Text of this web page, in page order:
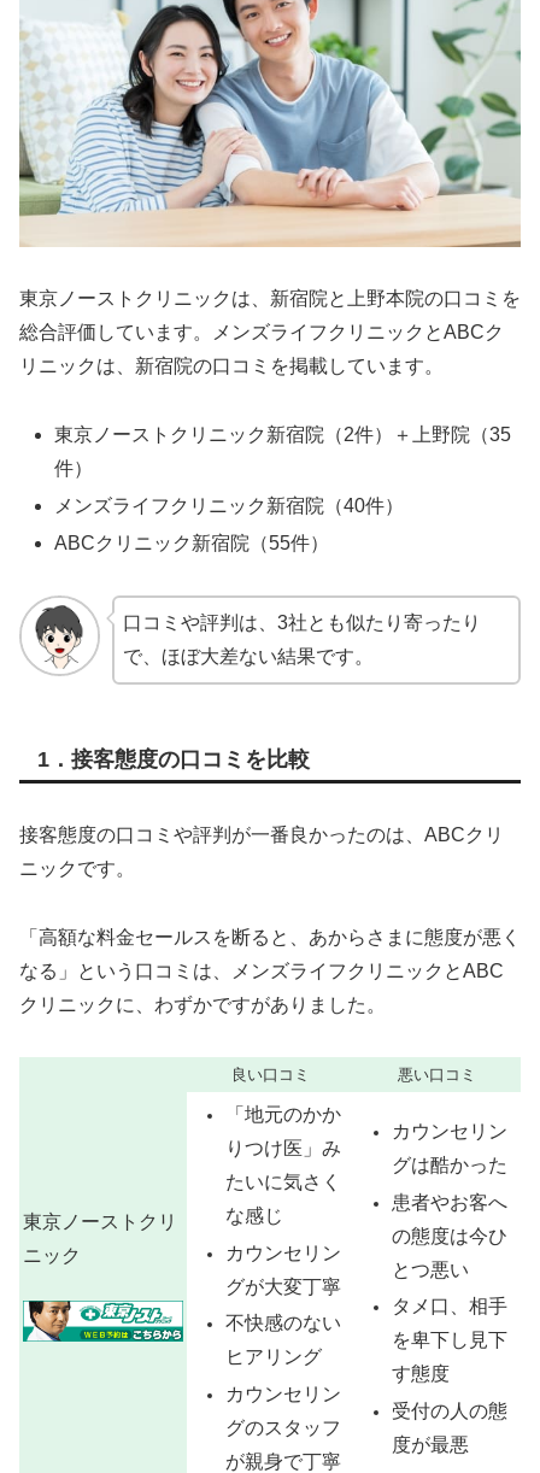
東京ノーストクリニックは、新宿院と上野本院の口コミを
総合評価しています。メンズライフクリニックとABCク
リニックは、新宿院の口コミを掲載しています。
東京ノーストクリニック新宿院（2件）＋上野院（35
件）
メンズライフクリニック新宿院（40件）
ABCクリニック新宿院（55件）
口コミや評判は、3社とも似たり寄ったり
で、ほぼ大差ない結果です。
1．接客態度の口コミを比較
接客態度の口コミや評判が一番良かったのは、ABCクリ
ニックです。
「高額な料金セールスを断ると、あからさまに態度が悪く
なる」という口コミは、メンズライフクリニックとABC
クリニックに、わずかですがありました。
良い口コミ 悪い口コミ
東京ノーストクリ
ニック
「地元のかか
りつけ医」み
たいに気さく
な感じ
カウンセリン
グが大変丁寧
不快感のない
ヒアリング
カウンセリン
グのスタッフ
が親身で丁寧
カウンセリン
グは酷かった
患者やお客へ
の態度は今ひ
とつ悪い
タメ口、相手
を卑下し見下
す態度
受付の人の態
度が最悪